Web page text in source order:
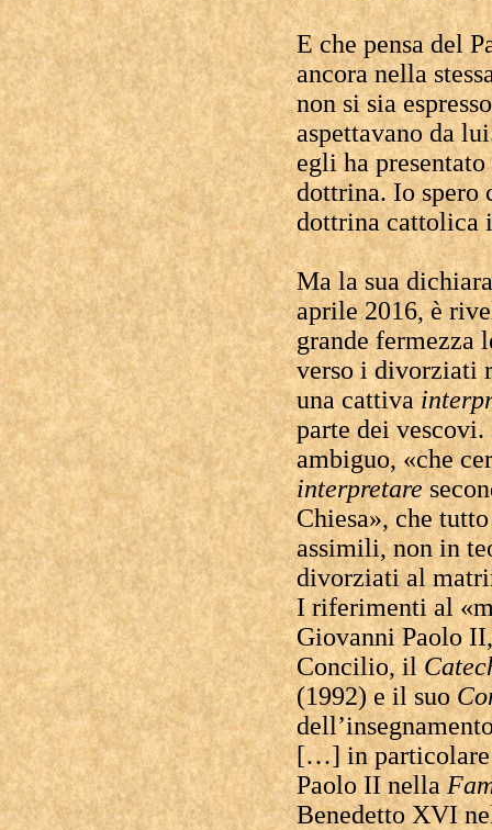
E che pensa del
ancora nella
non si sia
aspettavano da
egli ha
dottrina. Io spero
dottrina cattolica
Ma la sua
aprile 2016, è
grande fermezza
verso i divorziati
una cattiva
parte dei
ambiguo, «che
interpretare
Chiesa», che
assimili, non in
divorziati al
I riferimenti al
Giovanni Paolo
Concilio, il
(1992) e il suo
[…] in particolare
Paolo II nella
Benedetto XVI